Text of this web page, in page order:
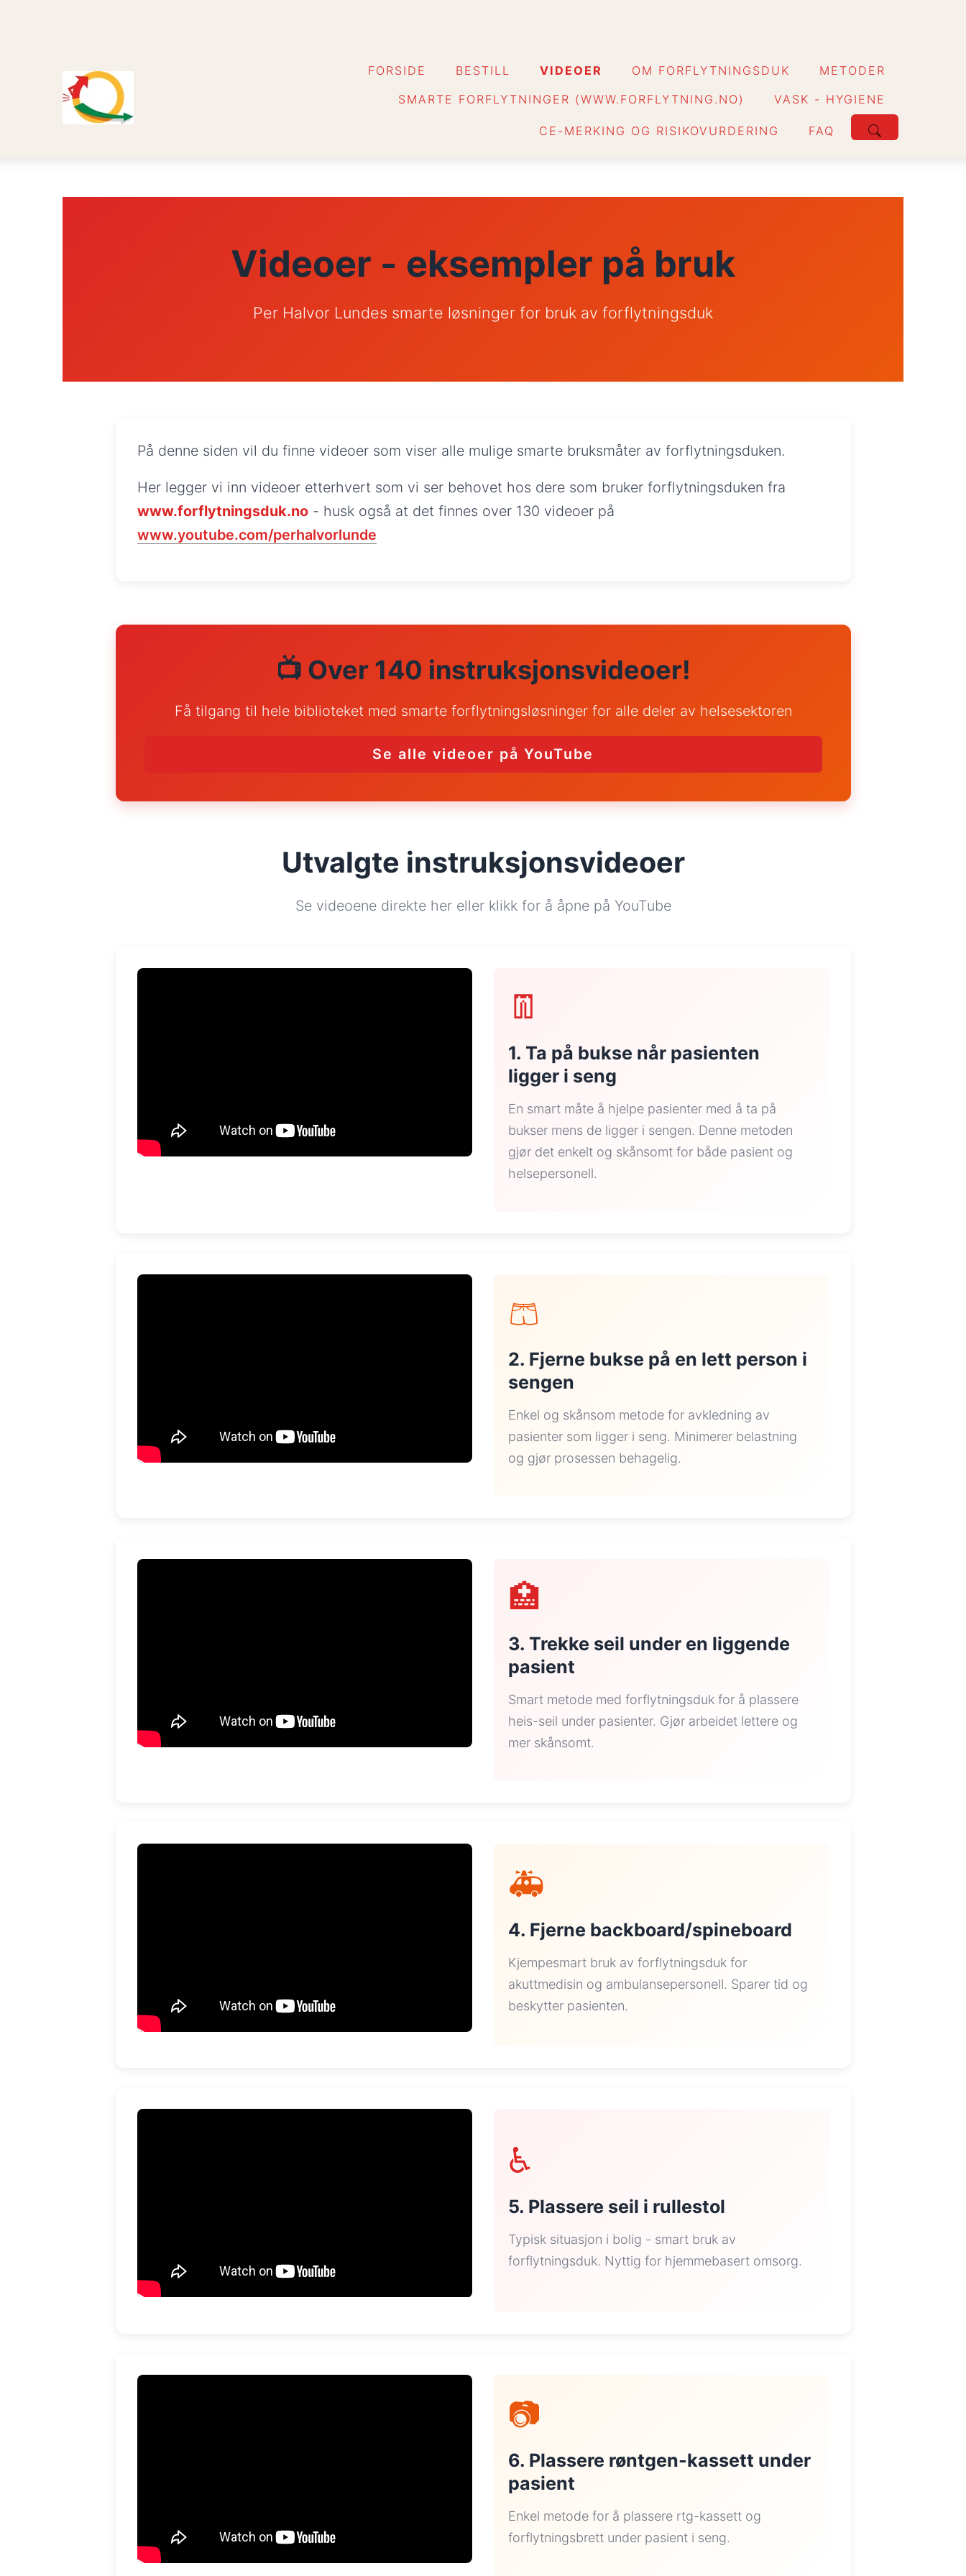
FORSIDE BESTILL VIDEOER OM FORFLYTNINGSDUK METODER
SMARTE FORFLYTNINGER (WWW.FORFLYTNING.NO) VASK - HYGIENE
CE-MERKING OG RISIKOVURDERING FAQ
Videoer - eksempler på bruk
Per Halvor Lundes smarte løsninger for bruk av forflytningsduk
På denne siden vil du finne videoer som viser alle mulige smarte bruksmåter av forflytningsduken.
Her legger vi inn videoer etterhvert som vi ser behovet hos dere som bruker forflytningsduken fra
www.forflytningsduk.no- husk også at det finnes over 130 videoer på
www.youtube.com/perhalvorlunde
📺 Over 140 instruksjonsvideoer!
Få tilgang til hele biblioteket med smarte forflytningsløsninger for alle deler av helsesektoren
Se alle videoer på YouTube
Utvalgte instruksjonsvideoer
Se videoene direkte her eller klikk for å åpne på YouTube
👖
1. Ta på bukse når pasienten
ligger i seng
En smart måte å hjelpe pasienter med å ta på
bukser mens de ligger i sengen. Denne metoden
gjør det enkelt og skånsomt for både pasient og
helsepersonell.
🩳
2. Fjerne bukse på en lett person i
sengen
Enkel og skånsom metode for avkledning av
pasienter som ligger i seng. Minimerer belastning
og gjør prosessen behagelig.
🏥
3. Trekke seil under en liggende
pasient
Smart metode med forflytningsduk for å plassere
heis-seil under pasienter. Gjør arbeidet lettere og
mer skånsomt.
🚑
4. Fjerne backboard/spineboard
Kjempesmart bruk av forflytningsduk for
akuttmedisin og ambulansepersonell. Sparer tid og
beskytter pasienten.
♿
5. Plassere seil i rullestol
Typisk situasjon i bolig - smart bruk av
forflytningsduk. Nyttig for hjemmebasert omsorg.
📷
6. Plassere røntgen-kassett under
pasient
Enkel metode for å plassere rtg-kassett og
forflytningsbrett under pasient i seng.